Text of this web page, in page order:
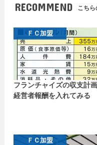
RECOMMEND こちら
ＦＣ加盟
フランチャイズの収支計
経営者報酬を入れてみる
ＦＣ加盟